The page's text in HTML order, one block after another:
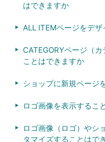
はできますか
ALL ITEMページをデ
CATEGORYページ（
ことはできますか
ショップに新規ページ
ロゴ画像を表示するこ
ロゴ画像（ロゴ）やシ
タマイズすることはで